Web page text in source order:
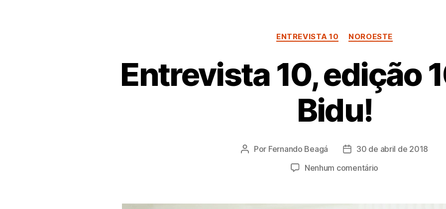
Categorias
ENTREVISTA 10 NOROESTE
Entrevista 10, edição
Bidu!
Autor
Por Fernando Beagá
Data
publicação
30 de abril de 2018
Nenhum comentário
edição